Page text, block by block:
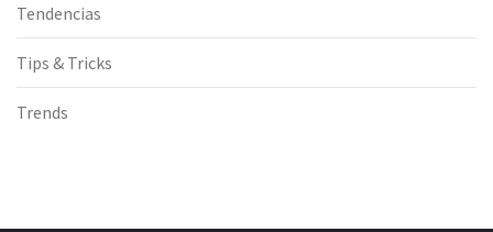
Tendencias
Tips & Tricks
Trends